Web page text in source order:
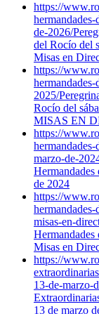
https://
de-2026/
del Rocío del
Misas en
https://
2025/
Rocío del
MISAS EN
https://
marzo-de-
de 2024
https://
misas-en-
Misas en
https://
13-de-marzo-
13 de marzo